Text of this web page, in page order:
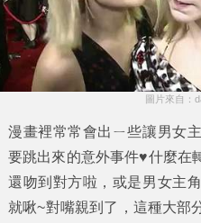
圖片來自：
漫畫裡常常會出ㄧ些讓男女
要跳出來的意外事件♥什麼在
還吻到對方啦，或是男女主
就啾~對嘴親到了，這種大部